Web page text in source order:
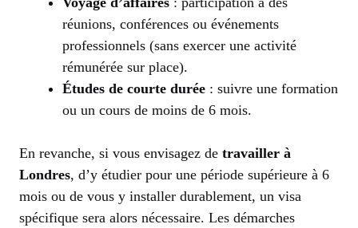
réunions, conférences ou événements
professionnels (sans exercer une activité
rémunérée sur place).
Études de courte durée : suivre une formation
ou un cours de moins de 6 mois.
En revanche, si vous envisagez de travailler à
Londres, d’y étudier pour une période supérieure à 6
mois ou de vous y installer durablement, un visa
spécifique sera alors nécessaire. Les démarches